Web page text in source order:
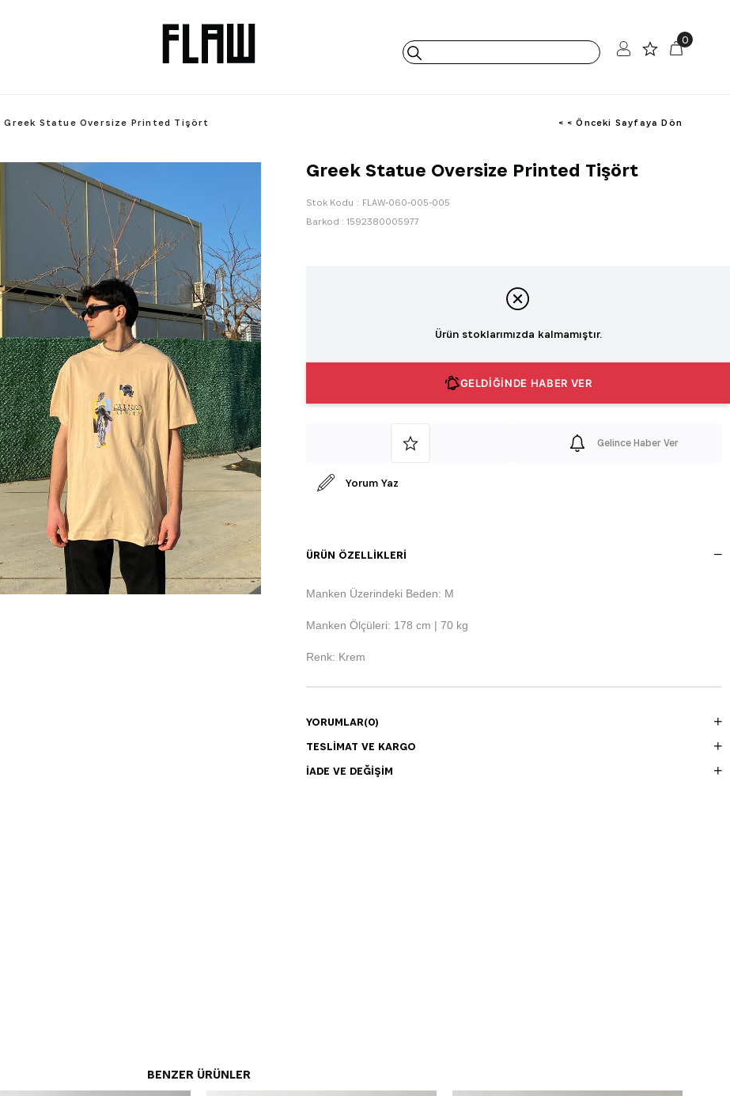
0
Greek Statue Oversize Printed Tişört < < Önceki Sayfaya Dön
Greek Statue Oversize Printed Tişört
Stok Kodu
FLAW-060-005-005
Barkod : 1592380005977
Ürün stoklarımızda kalmamıştır.
GELDİĞİNDE HABER VER
Gelince Haber Ver
Yorum Yaz
ÜRÜN ÖZELLIKLERI
Manken Üzerindeki Beden: M
Manken Ölçüleri: 178 cm | 70 kg
Renk: Krem
YORUMLAR(0)
TESLIMAT VE KARGO
İADE VE DEĞIŞIM
BENZER ÜRÜNLER